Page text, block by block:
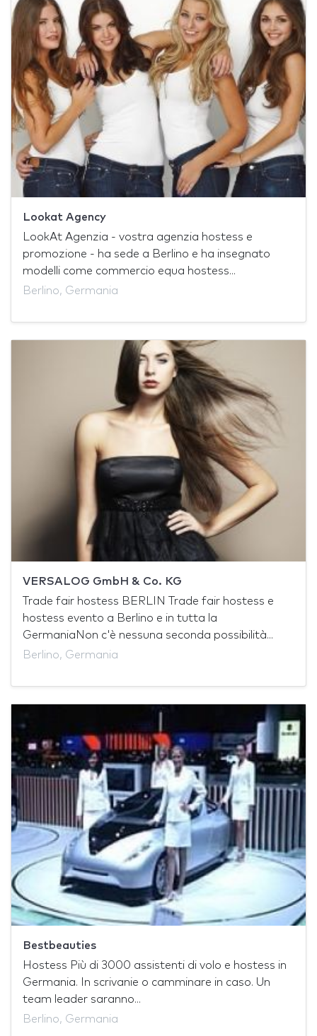
Lookat Agency
LookAt Agenzia - vostra agenzia hostess e
promozione - ha sede a Berlino e ha insegnato
modelli come commercio equa hostess...
Berlino, Germania
VERSALOG GmbH & Co. KG
Trade fair hostess BERLIN Trade fair hostess e
hostess evento a Berlino e in tutta la
GermaniaNon c'è nessuna seconda possibilità...
Berlino, Germania
Bestbeauties
Hostess Più di 3000 assistenti di volo e hostess in
Germania. In scrivanie o camminare in caso. Un
team leader saranno...
Berlino, Germania